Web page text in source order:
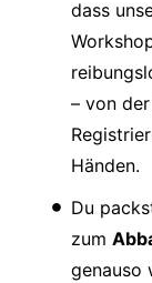
dass
– von
Händen.
Du
zum
genauso